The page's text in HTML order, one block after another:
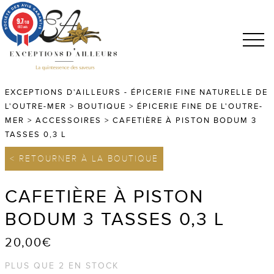
EXCEPTIONS D'AILLEURS - ÉPICERIE FINE NATURELLE DE
L'OUTRE-MER > BOUTIQUE > ÉPICERIE FINE DE L'OUTRE-
MER > ACCESSOIRES > CAFETIÈRE À PISTON BODUM 3
TASSES 0,3 L
< RETOURNER À LA BOUTIQUE
CAFETIÈRE À PISTON
BODUM 3 TASSES 0,3 L
20,00€
PLUS QUE 2 EN STOCK
9.7/10
683 avis